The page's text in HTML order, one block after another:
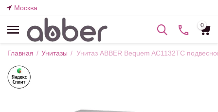
Москва
0
Главная / Унитазы / Унитаз ABBER Bequem AC1132TC